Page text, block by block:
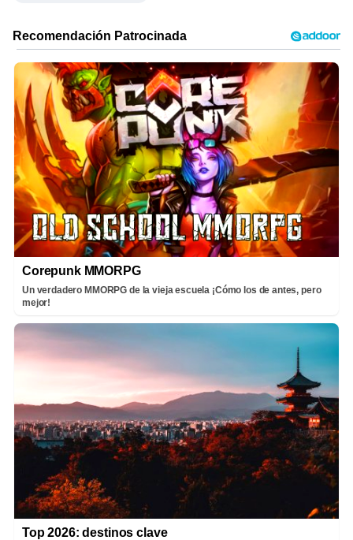
Corepunk MMORPG
Un verdadero MMORPG de la vieja escuela ¡Cómo los de antes, pero
mejor!
Top 2026: destinos clave